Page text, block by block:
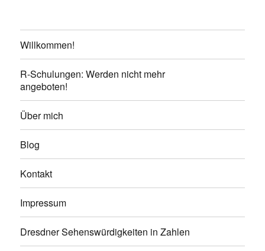
Willkommen!
R-Schulungen: Werden nicht mehr
angeboten!
Über mich
Blog
Kontakt
Impressum
Dresdner Sehenswürdigkeiten in Zahlen